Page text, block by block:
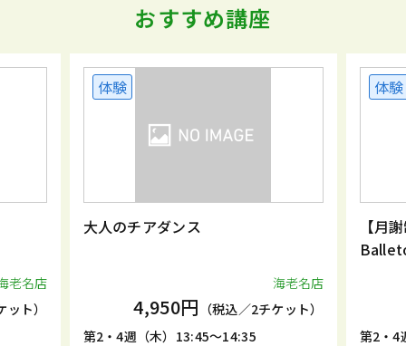
おすすめ講座
老名店
ト）
体験
大人のチアダンス
海老名店
4,950円 （税込／2チケット）
第2・4週（木）13:45～14:35
体験
【月
第2・4